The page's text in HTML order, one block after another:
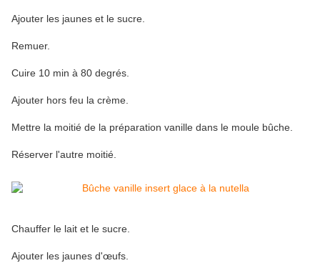
Ajouter les jaunes et le sucre.
Remuer.
Cuire 10 min à 80 degrés.
Ajouter hors feu la crème.
Mettre la moitié de la préparation vanille dans le moule bûche.
Réserver l'autre moitié.
Chauffer le lait et le sucre.
Ajouter les jaunes d'œufs.